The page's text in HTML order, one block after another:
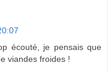
écouté, je pensais que
viandes froides !